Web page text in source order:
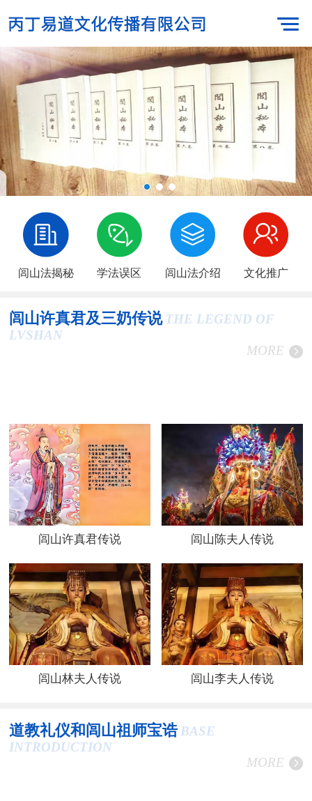
闾山法揭秘 学法误区 闾山法介绍 文化推广
闾山许真君及三奶传说 THE LEGEND OF
LVSHAN
MORE
闾山许真君传说 闾山陈夫人传说
闾山林夫人传说 闾山李夫人传说
道教礼仪和闾山祖师宝诰 BASE
INTRODUCTION
MORE